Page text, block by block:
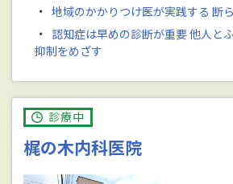
・ 地域のかかりつけ医が実践する 断
・ 認知症は早めの診断が重要 他人と
抑制をめざす
診療中
梶の木内科医院